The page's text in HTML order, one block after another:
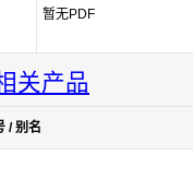
暂无PDF
关产品
/ 别名